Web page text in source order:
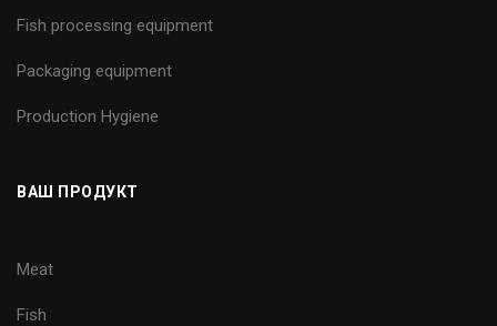
Fish processing equipment
Packaging equipment
Production Hygiene
ВАШ ПРОДУКТ
Meat
Fish